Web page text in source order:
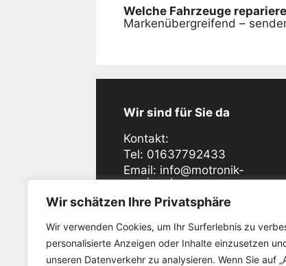
Wir schätzen Ihre Privatsphäre
Wir verwenden Cookies, um Ihr Surferlebnis zu
personalisierte Anzeigen oder Inhalte einzusetzen
unseren Datenverkehr zu analysieren. Wenn Sie auf
Welche Fahrzeuge
Markenübergreifend –
Wir sind für Sie da
Kontakt:
Tel: 01637792433
Email: info@motronik-
service.de
Industriering Ost 48
47906 Kempen
Öffnunszeiten:
Montag - Freitag